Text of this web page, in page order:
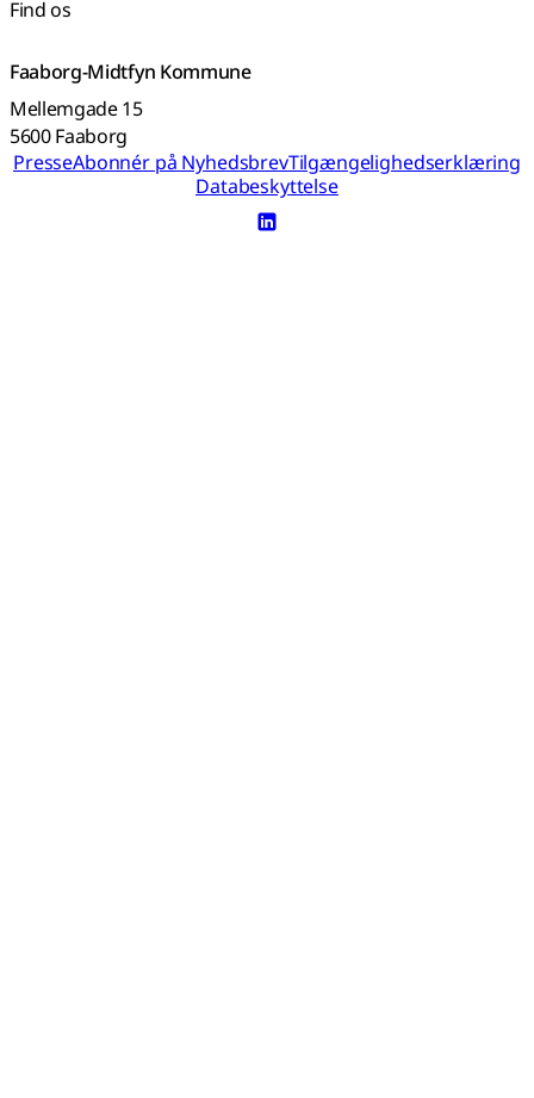
Find os
Faaborg-Midtfyn Kommune
Mellemgade 15
5600 Faaborg
PresseAbonnér på NyhedsbrevTilgængelighedserklæring
Databeskyttelse